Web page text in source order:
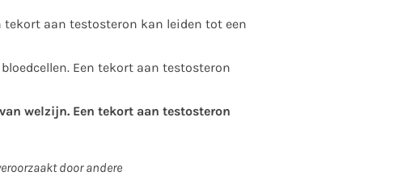
tekort aan testosteron kan leiden tot een
Een tekort aan testosteron
welzijn. Een tekort aan testosteron
door andere